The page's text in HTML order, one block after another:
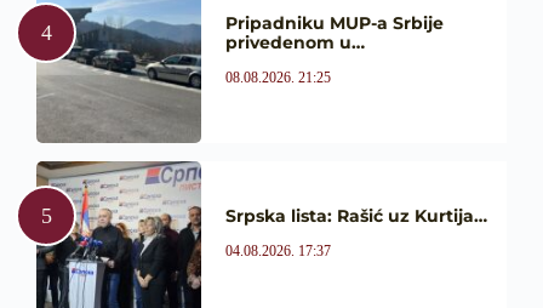
Pripadniku MUP-a Srbije
privedenom u…
08.08.2026. 21:25
Srpska lista: Rašić uz Kurtija…
04.08.2026. 17:37